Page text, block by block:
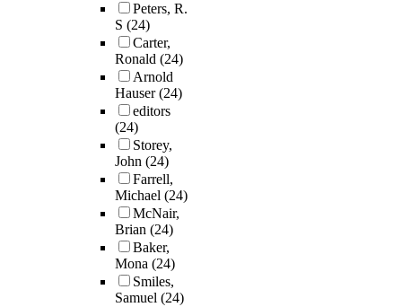
Peters, R.
S (24)
Carter,
Ronald (24)
Arnold
Hauser(24)
editors
(24)
Storey,
John (24)
Farrell,
Michael (24)
McNair,
Brian (24)
Baker,
Mona (24)
Smiles,
Samuel (24)